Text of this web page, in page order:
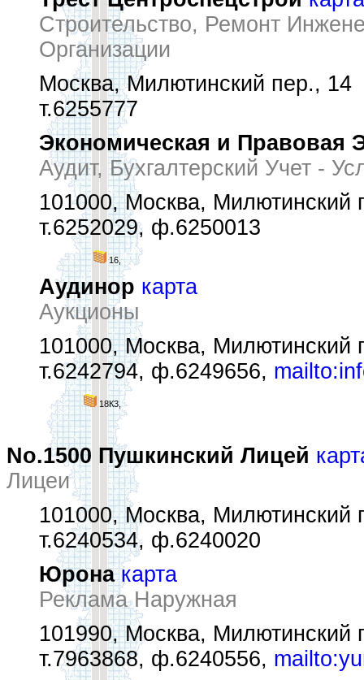
Строительство, Ремонт
Организации
Москва, Милютинский пер., 14
т.6255777
Экономическая и Правовая
Аудит, Бухгалтерский Учет -
101000, Москва, Милютинский
т.6252029, ф.6250013
16,
Аудинор карта
Аукционы
101000, Москва, Милютинский
т.6242794, ф.6249656,
18К3,
No.1500 Пушкинский Лицей
Лицеи
101000, Москва, Милютинский
т.6240534, ф.6240020
Юрона карта
Реклама Наружная
101990, Москва,
т.7963868, ф.6240556,